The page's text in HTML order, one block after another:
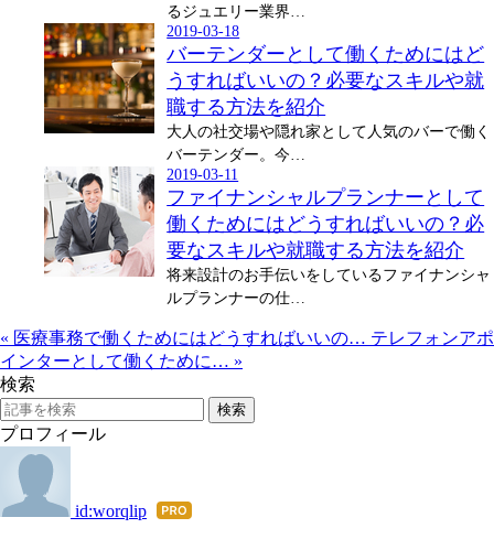
るジュエリー業界…
2019-03-18
バーテンダーとして働くためにはど
うすればいいの？必要なスキルや就
職する方法を紹介
大人の社交場や隠れ家として人気のバーで働く
バーテンダー。今…
2019-03-11
ファイナンシャルプランナーとして
働くためにはどうすればいいの？必
要なスキルや就職する方法を紹介
将来設計のお手伝いをしているファイナンシャ
ルプランナーの仕…
« 医療事務で働くためにはどうすればいいの… テレフォンアポ
インターとして働くために… »
検索
プロフィール
id:worqlip はて